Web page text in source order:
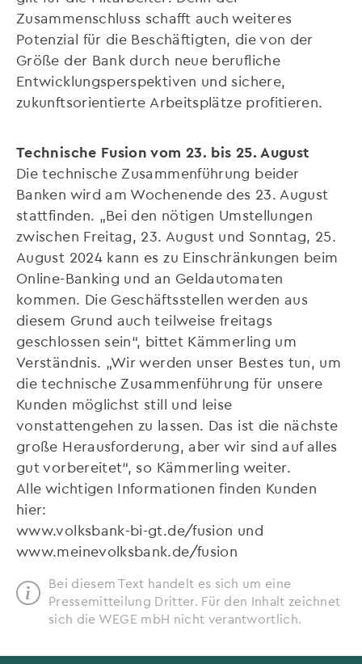
Zusammenschluss schafft auch weiteres
Potenzial für die Beschäftigten, die von der
Größe der Bank durch neue berufliche
Entwicklungsperspektiven und sichere,
zukunftsorientierte Arbeitsplätze profitieren.
Technische Fusion vom 23. bis 25. August
Die technische Zusammenführung beider
Banken wird am Wochenende des 23. August
stattfinden. „Bei den nötigen Umstellungen
zwischen Freitag, 23. August und Sonntag, 25.
August 2024 kann es zu Einschränkungen beim
Online-Banking und an Geldautomaten
kommen. Die Geschäftsstellen werden aus
diesem Grund auch teilweise freitags
geschlossen sein“, bittet Kämmerling um
Verständnis. „Wir werden unser Bestes tun, um
die technische Zusammenführung für unsere
Kunden möglichst still und leise
vonstattengehen zu lassen. Das ist die nächste
große Herausforderung, aber wir sind auf alles
gut vorbereitet“, so Kämmerling weiter.
Alle wichtigen Informationen finden Kunden
hier:
www.volksbank-bi-gt.de/fusion und
www.meinevolksbank.de/fusion
Bei diesem Text handelt es sich um eine
Pressemitteilung Dritter. Für den Inhalt zeichnet
sich die WEGE mbH nicht verantwortlich.